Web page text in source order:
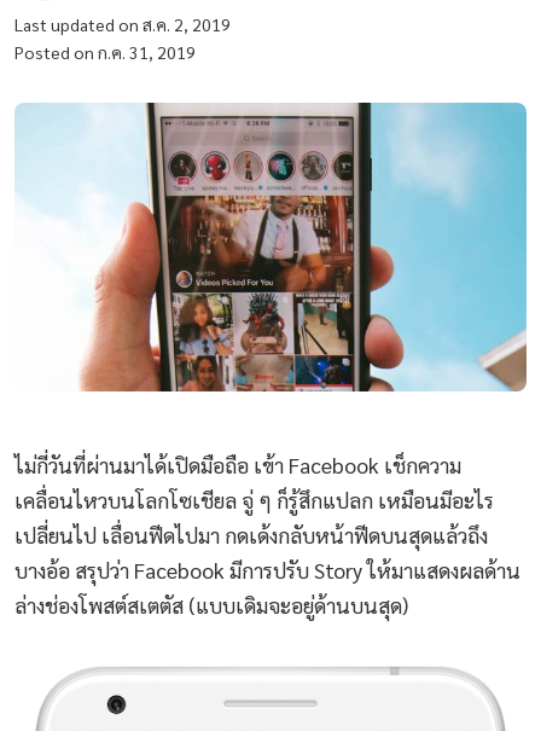
Last updated on ส.ค. 2, 2019
Posted on ก.ค. 31, 2019
ไม่กี่วันที่ผ่านมาได้เปิดมือถือ เข้า Facebook เช็กความ
เคลื่อนไหวบนโลกโซเชียล จู่ ๆ ก็รู้สึกแปลก เหมือนมีอะไร
เปลี่ยนไป เลื่อนฟีดไปมา กดเด้งกลับหน้าฟีดบนสุดแล้วถึง
บางอ้อ สรุปว่า Facebook มีการปรับ Story ให้มาแสดงผลด้าน
ล่างช่องโพสต์สเตตัส (แบบเดิมจะอยู่ด้านบนสุด)